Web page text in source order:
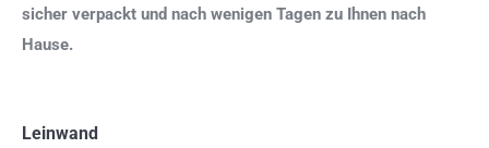
sicher verpackt und nach wenigen Tagen zu Ihnen nach
Hause.
Leinwand